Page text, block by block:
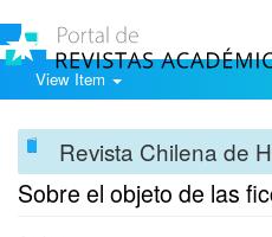
View Item
Revista Chilena de
Sobre el objeto de las